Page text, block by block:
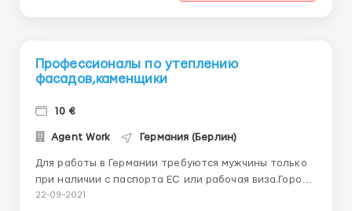
Профессионалы по утеплению
фасадов,каменщики
10 €
Agent Work Германия (Берлин)
Для работы в Германии требуются мужчины только
при наличии с паспорта ЕС или рабочая виза.Город
по распределению. *Профессионалы по утеплению
22-09-2021